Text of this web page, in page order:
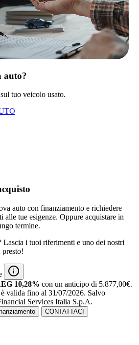
auto?
tuo veicolo usato.
auto con finanziamento e richiedere
alle tue esigenze. Oppure acquistare in
termine.
Lascia i tuoi riferimenti e uno dei nostri
presto!
10,28% con un anticipo di 5.877,00€.
valida fino al 31/07/2026. Salvo
Services Italia S.p.A.
CONTATTACI